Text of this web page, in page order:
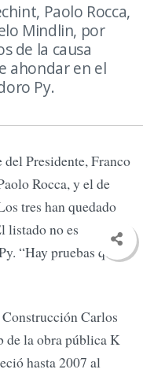
Paolo Rocca,
Mindlin, por
de la causa
ahondar en el
Py.
Presidente, Franco
Rocca, y el de
tres han quedado
listado no es
“Hay pruebas que
Carlos
de la obra pública K
hasta 2007 al